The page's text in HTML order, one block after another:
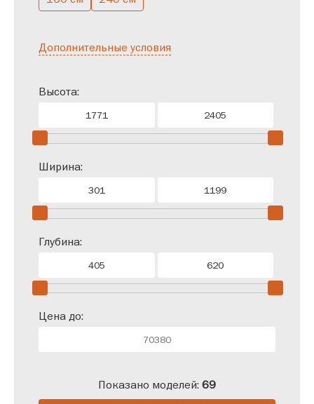
Дополнительные условия
Высота:
Ширина:
Глубина:
Цена до:
Показано моделей: 69